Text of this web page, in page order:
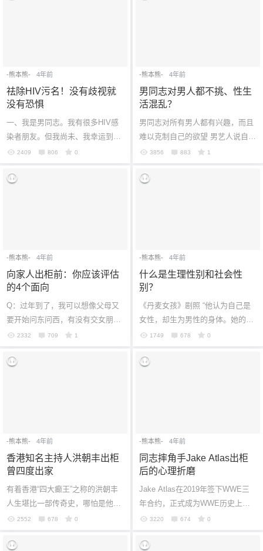
-熊本熊- 4年前
祛除HIV污名！没有歧视就
没有恐惧
一、我是男同志。我有很多HIV感
染者朋友。但我尚未、我幸运到还
没有任何的异性恋朋友感染HIV。
他们根本...
2409 806 0
-熊本熊- 4年前
男同志对男人都不挑、性生
活混乱？
男同志对所有男人都有兴趣，而且
难以克制自己的欲望 男艺人说自己
上健身房被同志骚扰，时有所闻，
眼：“凭...
3856 883 1
-熊本熊- 4年前
向家人出柜前：你应该评估
的4个面向
Q：过年到了，我可以想像父母又
要开始问东问西，有没有交女朋友
之类的，实在很烦，我曾经想过直
不知道他...
2332 709 1
-熊本熊- 4年前
什么是生理性别和社会性
别？
《丹麦女孩》剧照 “他认为自己是
女性，却生为男性的身体。她的身
体似被两个灵魂同时占据，两个灵
是生理...
1749 678 0
-熊本熊- 4年前
香港知名主持人洪朝丰出柜
曾四度出家
有着香港“四大癫王”之称的洪朝丰
人生堪比一部传奇史，哪怕是他如
今活到60岁，生活看起来已经归于
藉，但...
2552 678 0
-熊本熊- 4年前
同志摔角手Jake Atlas出柜
后的心理折磨
Jake Atlas在2019年签下WWE三
年合约，正式成为WWE历史上第
一位LGBTQ摔角手。上个月，他提
主持的播客分享...
3220 674 0
您没有权限发布内容，请购买会员或者提升权
限。
6位以上